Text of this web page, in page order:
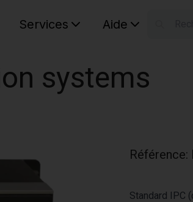
Services Aide
systems
Référence:
Standard IPC